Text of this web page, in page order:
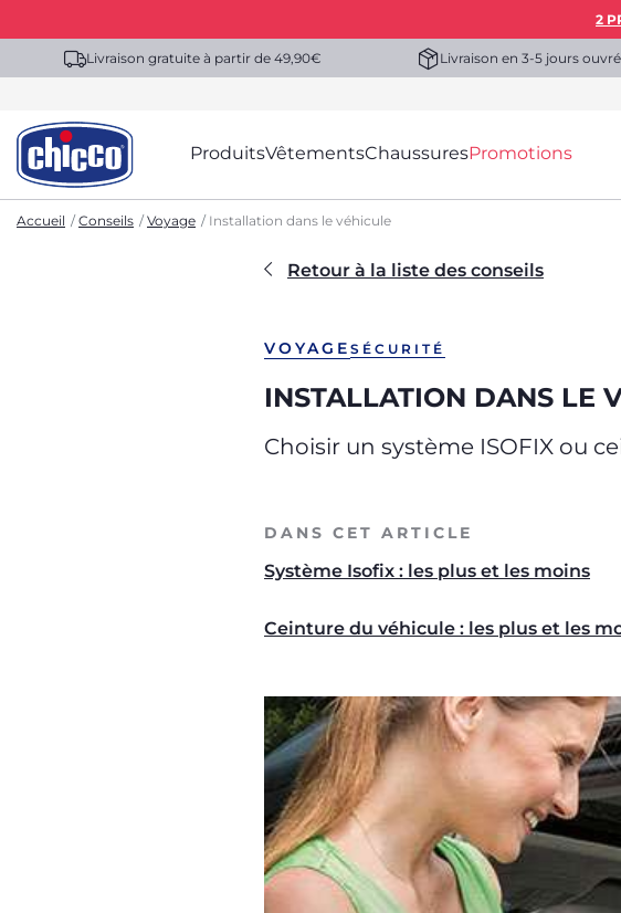
2
Livraison gratuite à partir de 49,90€ Livraison en 3-5 jours
ProduitsVêtementsChaussuresPromotions
Accueil Conseils Voyage Installation dans le véhicule
Retour à la liste des conseils
VOYAGE SÉCURITÉ
INSTALLATION DANS LE
Choisir un système ISOFIX ou
DANS CET ARTICLE
Système Isofix : les plus et les moins
Ceinture du véhicule : les plus et les